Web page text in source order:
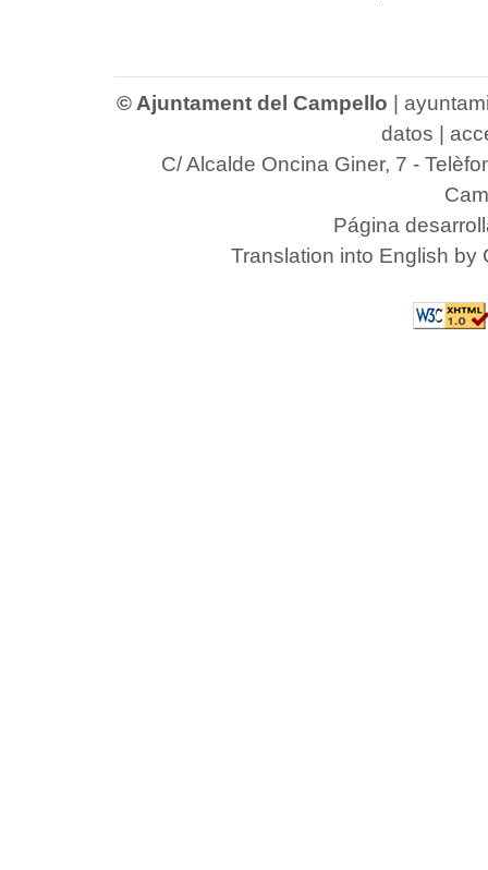
© Ajuntament del Campello
datos
C/ Alcalde Oncina Giner, 7 -
Página
Translation into English by